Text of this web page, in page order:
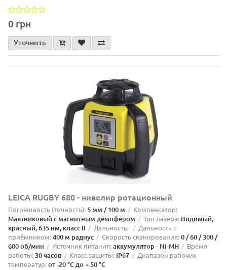
0 грн
Уточнить
LEICA RUGBY 680 - нивелир ротационный
Погрешность (точность): 5 мм / 100 м Компенсатор:
Маятниковый с магнитным демпфером Тип лазера: Видимый,
красный, 635 нм, класс II
Дальность:
Дальность с
приёмником:400 м радиус Скорость сканирования:0 / 60 / 300 /
600 об/мин
Источник питания:аккумулятор - Ni-MH
Время
работы:30 часов Класс защиты: IP67
Диапазон рабочих
температур:от -20 °C до + 50 °C